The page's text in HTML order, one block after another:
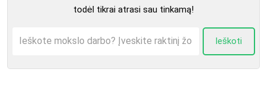
todėl tikrai atrasi sau tinkamą!
Ieškoti